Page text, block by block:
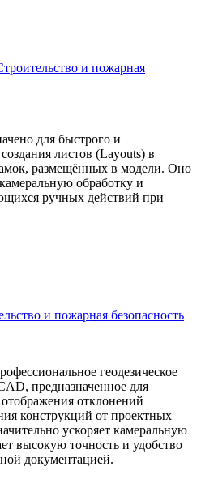
и пожарная
для быстрого и
листов (Layouts) в
размещённых в модели. Оно
обработку и
ручных действий при
и пожарная безопасность
геодезическое
предназначенное для
отклонений
конструкций от проектных
ускоряет камеральную
высокую точность и удобство
документацией.